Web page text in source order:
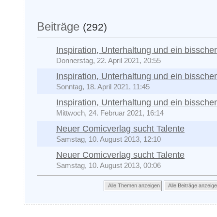
Beiträge (292)
Inspiration, Unterhaltung und ein
Donnerstag, 22. April 2021, 20:55
Inspiration, Unterhaltung und ein
Sonntag, 18. April 2021, 11:45
Inspiration, Unterhaltung und ein
Mittwoch, 24. Februar 2021, 16:14
Neuer Comicverlag sucht Talente
Samstag, 10. August 2013, 12:10
Neuer Comicverlag sucht Talente
Samstag, 10. August 2013, 00:06
Alle Beiträge
Alle Themen anzeigen